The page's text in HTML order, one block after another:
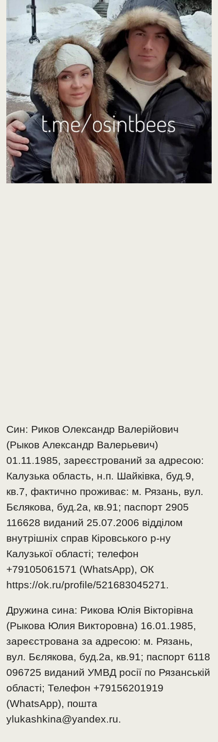
Син: Риков Олександр Валерійович
(Рыков Александр Валерьевич)
01.11.1985, зареєстрований за адресою:
Калузька область, н.п. Шайківка, буд.9,
кв.7, фактично проживає: м. Рязань, вул.
Бєлякова, буд.2а, кв.91; паспорт 2905
116628 виданий 25.07.2006 відділом
внутрішніх справ Кіровського р-ну
Калузької області; телефон
+79105061571 (WhatsАpp), ОК
https://ok.ru/profile/521683045271.
Дружина сина: Рикова Юлія Вікторівна
(Рыкова Юлия Викторовна) 16.01.1985,
зареєстрована за адресою: м. Рязань,
вул. Бєлякова, буд.2а, кв.91; паспорт 6118
096725 виданий УМВД росії по Рязанській
області; Телефон +79156201919
(WhatsАpp), пошта
ylukashkina@yandex.ru.